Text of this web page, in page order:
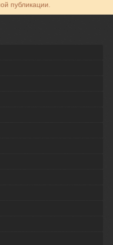
публикации.